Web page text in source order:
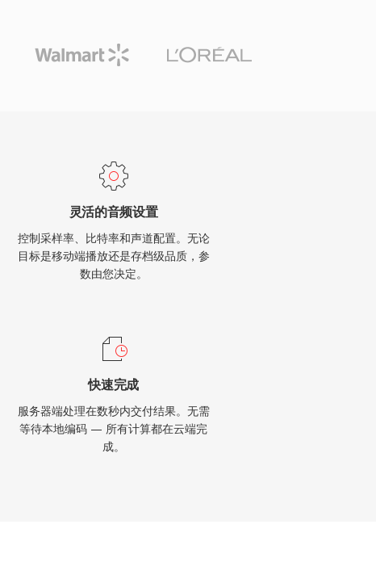
灵活的音频设置
控制采样率、比特率和声道配置。无论
目标是移动端播放还是存档级品质，参
数由您决定。
快速完成
服务器端处理在数秒内交付结果。无需
等待本地编码 — 所有计算都在云端完
成。